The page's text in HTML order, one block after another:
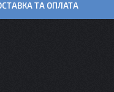
ТА ОПЛАТА